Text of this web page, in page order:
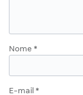
Nome *
E-mail *